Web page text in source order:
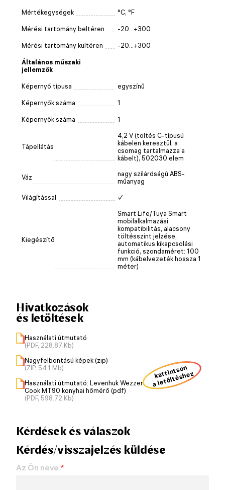
Mértékegységek °C, °F
Mérési tartomány beltéren -20...+300
Mérési tartomány kültéren -20...+300
Általános műszaki
jellemzők
Képernyő típusa egyszínű
Képernyők száma 1
Képernyők száma 1
Tápellátás
4,2 V (töltés C-típusú
kábelen keresztül; a
csomag tartalmazza a
kábelt), 502030 elem
Váz
nagy szilárdságú ABS-
műanyag
Világítással ✓
Kiegészítő
Smart Life/Tuya Smart
mobilalkalmazási
kompatibilitás, alacsony
töltésszint jelzése,
automatikus kikapcsolási
funkció, szondaméret: 100
mm (kábelvezeték hossza 1
méter)
Hivatkozások
és letöltések
Használati útmutató
(PDF, 228.87 Kb)
Nagyfelbontású képek (zip)
(ZIP, 54.1 Mb)
Használati útmutató: Levenhuk Wezzer
Cook MT90 konyhai hőmérő (pdf)
(PDF, 598.72 Kb)
kattintson
a letöltéshez
Kérdések és válaszok
Kérdés/visszajelzés küldése
Az Ön neve *